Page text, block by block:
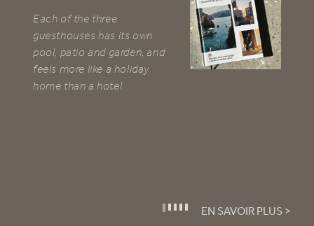
Each of the three
guesthouses has its own
pool, patio and garden, and
feels more like a holiday
home than a hotel.
12345 EN SAVOIR PLUS >